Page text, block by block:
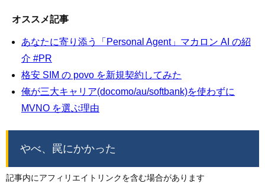
オススメ記事
あなたに寄り添う「Personal Agent」マカロン AI の紹
介 #PR
格安 SIM の povo を新規契約してみた
俺が三大キャリア(docomo/au/softbank)を使わずに
MVNO を選ぶ理由
やべ、罠にかかった
記事内にアフィリエイトリンクを含む場合があります